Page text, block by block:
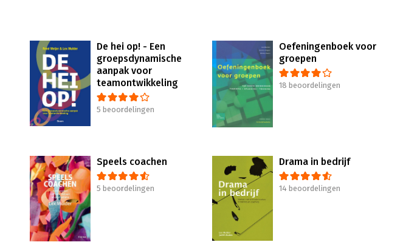
De hei op! - Een
groepsdynamische
aanpak voor
teamontwikkeling
5 beoordelingen
Oefeningenboek voor
groepen
18 beoordelingen
Speels coachen
5 beoordelingen
Drama in bedrijf
14 beoordelingen